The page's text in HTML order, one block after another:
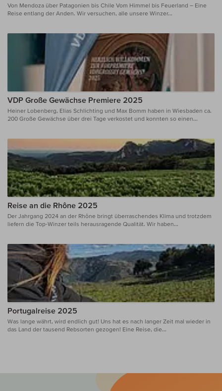
Von Mendoza über Patagonien bis Chile Vom Himmel bis Feuerland – Eine
Reise entlang der Anden. Wir versuchen, alle unsere Winzer...
VDP Große Gewächse Premiere 2025
Heiner Lobenberg, Elias Schlichting und Max Bomm haben in Wiesbaden ca.
200 Große Gewächse über drei Tage verkostet und konnten so einen...
Reise an die Rhône 2025
Der Jahrgang 2024 an der Rhône bringt überraschendes Klima und trotzdem
liefern die Top-Winzer teils herausragende Qualität. Wir haben...
Portugalreise 2025
Was lange währt, wird endlich gut! Uns hat es nach langer Zeit mal wieder in
das Land der tausend Rebsorten gezogen! Eine Reise, die...